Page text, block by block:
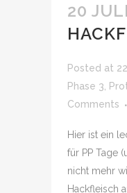
20 JULI
Posted at
Phase 3
Comments
Hier ist ein
für PP Tage
nicht mehr
Hackfleisch